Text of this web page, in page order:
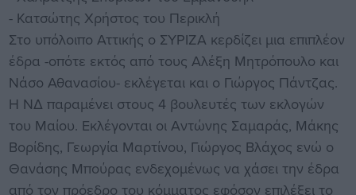
- Κατσώτης Χρήστος του Περικλή
Στο υπόλοιπο Αττικής ο ΣΥΡΙΖΑ κερδίζει μια επιπλέον
έδρα -οπότε εκτός από τους Αλέξη Μητρόπουλο και
Νάσο Αθανασίου- εκλέγεται και ο Γιώργος Πάντζας.
Η ΝΔ παραμένει στους 4 βουλευτές των εκλογών
του Μαίου. Εκλέγονται οι Αντώνης Σαμαράς, Μάκης
Βορίδης, Γεωργία Μαρτίνου, Γιώργος Βλάχος ενώ ο
Θανάσης Μπούρας ενδεχομένως να χάσει την έδρα
από τον πρόεδρο του κόμματος εφόσον επιλέξει το